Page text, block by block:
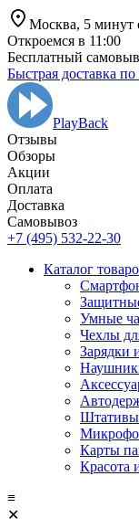
Москва, 5 минут
Откроемся в 11:00
Бесплатный
Быстрая доставка
PlayBack
Отзывы
Обзоры
Aкции
Оплата
Доставка
Самовывоз
+7 (495) 532-22-30
Каталог
Умные
Чехлы
Зарядки
Карты
Красота
≡
✕